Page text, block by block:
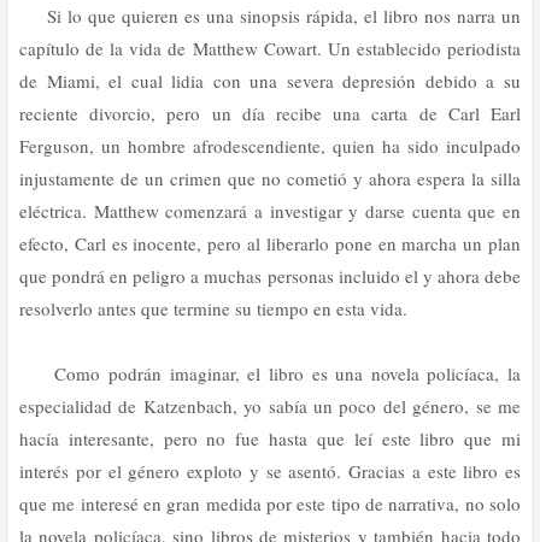
Si lo que quieren es una sinopsis rápida, el libro nos narra un
capítulo de la vida de Matthew Cowart. Un establecido periodista
de Miami, el cual lidia con una severa depresión debido a su
reciente divorcio, pero un día recibe una carta de Carl Earl
Ferguson, un hombre afrodescendiente, quien ha sido inculpado
injustamente de un crimen que no cometió y ahora espera la silla
eléctrica. Matthew comenzará a investigar y darse cuenta que en
efecto, Carl es inocente, pero al liberarlo pone en marcha un plan
que pondrá en peligro a muchas personas incluido el y ahora debe
resolverlo antes que termine su tiempo en esta vida.
Como podrán imaginar, el libro es una novela policíaca, la
especialidad de Katzenbach, yo sabía un poco del género, se me
hacía interesante, pero no fue hasta que leí este libro que mi
interés por el género exploto y se asentó. Gracias a este libro es
que me interesé en gran medida por este tipo de narrativa, no solo
la novela policíaca, sino libros de misterios y también hacia todo